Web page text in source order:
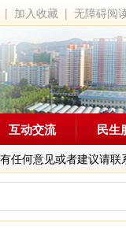
| 加入收藏 |无障碍阅
任何意见或者建议请联
互动交流 民生